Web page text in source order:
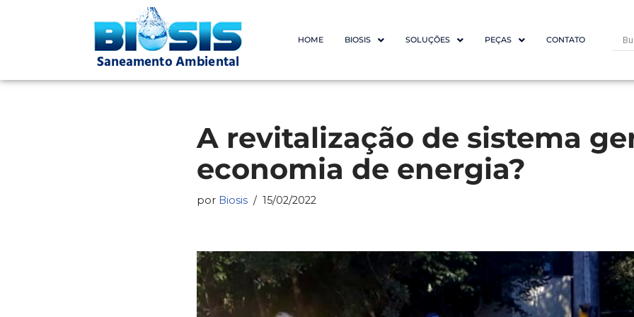
o
HOME BIOSIS SOLUÇÕES PEÇAS CONTATO
A revitalização de sistema
economia de energia?
por Biosis 15/02/2022